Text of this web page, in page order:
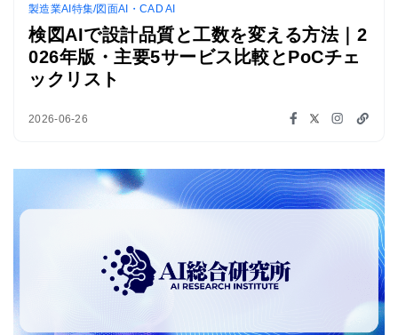
製造業AI特集/図面AI・CAD AI
検図AIで設計品質と工数を変える方法｜2
026年版・主要5サービス比較とPoCチェ
ックリスト
2026-06-26